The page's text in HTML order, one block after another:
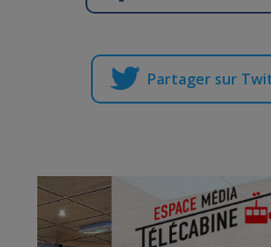
Partager sur